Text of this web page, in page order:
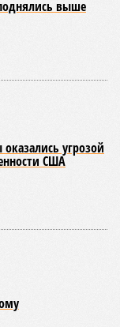
явления,
попросту
то, что
Страну
засуха, страшный
миллионов
что тогда
огромное
периода
Но всё
в реки,